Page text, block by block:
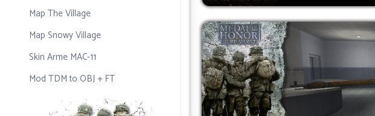
Map The Village
Map Snowy Village
Skin Arme MAC-11
Mod TDM to OBJ + FT